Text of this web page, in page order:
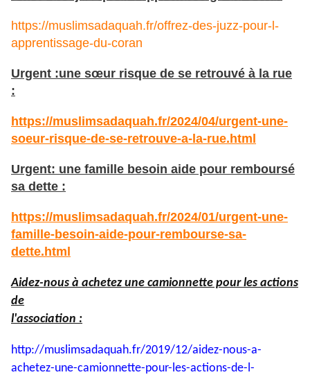
https://muslimsadaquah.fr/offrez-des-juzz-pour-l-
apprentissage-du-coran
Urgent :une sœur risque de se retrouvé à la rue
:
https://muslimsadaquah.fr/2024/04/urgent-une-
soeur-risque-de-se-retrouve-a-la-rue.html
Urgent: une famille besoin aide pour remboursé
sa dette :
https://muslimsadaquah.fr/2024/01/urgent-une-
famille-besoin-aide-pour-rembourse-sa-
dette.html
Aidez-nous à achetez une camionnette pour les actions
de
l'association :
http://muslimsadaquah.fr/2019/12/aidez-nous-a-
achetez-une-camionnette-pour-les-actions-de-l-